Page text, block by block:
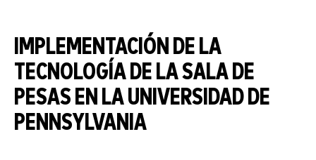
IMPLEMENTACIÓN DE LA
TECNOLOGÍA DE LA SALA DE
PESAS EN LA UNIVERSIDAD DE
PENNSYLVANIA